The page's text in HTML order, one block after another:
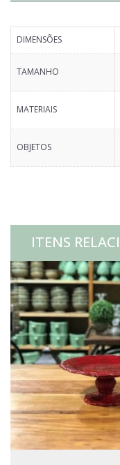
DIMENSÕES
TAMANHO
MATERIAIS
OBJETOS
ITENS